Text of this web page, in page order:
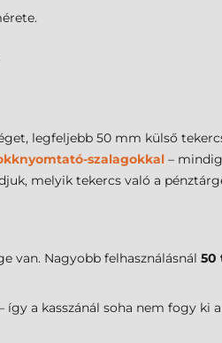
legfeljebb 50 mm külső
szalagokkal –
melyik tekercs való a
van. Nagyobb felhasználásnál 50
a kasszánál soha nem fogy ki